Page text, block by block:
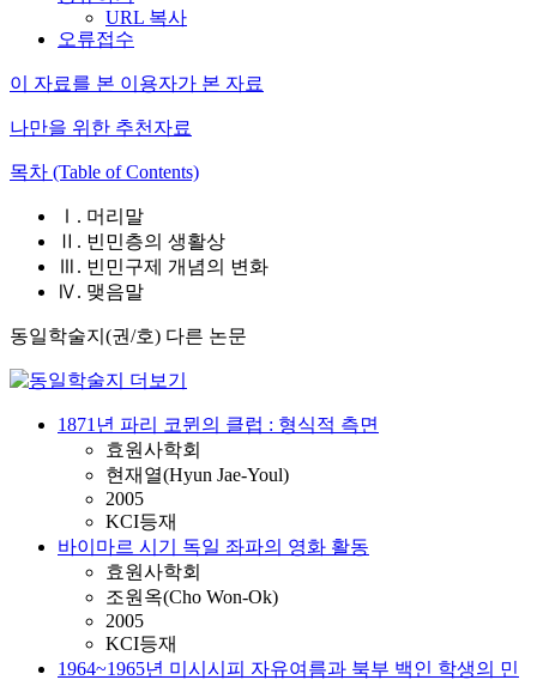
URL 복사
오류접수
이 자료를 본 이용자가 본 자료
나만을 위한 추천자료
목차 (Table of Contents)
Ⅰ. 머리말
Ⅱ. 빈민층의 생활상
Ⅲ. 빈민구제 개념의 변화
Ⅳ. 맺음말
동일학술지(권/호) 다른 논문
1871년 파리 코뮌의 클럽 : 형식적 측면
효원사학회
현재열(Hyun Jae-Youl)
2005
KCI등재
바이마르 시기 독일 좌파의 영화 활동
효원사학회
조원옥(Cho Won-Ok)
2005
KCI등재
1964~1965년 미시시피 자유여름과 북부 백인 학생의 민